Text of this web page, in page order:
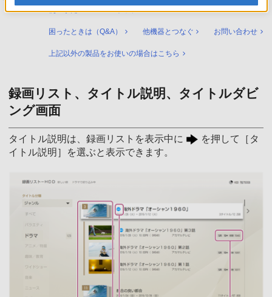
使いかたマニュアル トップ
困ったときは（Q&A） 他機器とつなぐ お問い合わせ
上記以外の製品をお使いの場合はこちら
録画リスト、タイトル説明、タイトルダビ
ング画面
タイトル説明は、録画リストを表示中に
を押して［タ
イトル説明］を選ぶと表示できます。